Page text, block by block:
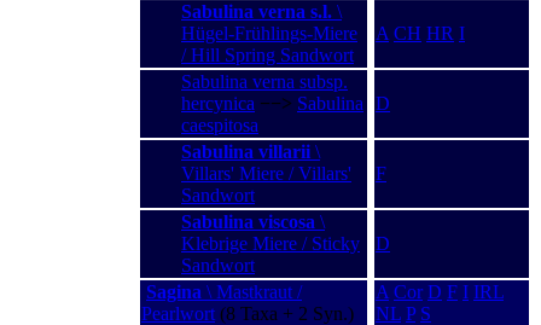
Sabulina verna s.l. \
Hügel-Frühlings-Miere
/ Hill Spring Sandwort
A CH HR I
Sabulina verna subsp.
hercynica −−> Sabulina
caespitosa
D
Sabulina villarii \
Villars' Miere / Villars'
Sandwort
F
Sabulina viscosa \
Klebrige Miere / Sticky
Sandwort
D
Sagina \ Mastkraut /
Pearlwort (8 Taxa + 2 Syn.)
A Cor D F I IRL
NL P S